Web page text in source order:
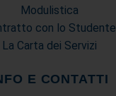
Modulistica
con lo Studente
La Carta dei Servizi
E CONTATTI